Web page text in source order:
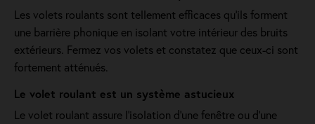
Les volets roulants sont tellement efficaces qu’ils forment
une barrière phonique en isolant votre intérieur des bruits
extérieurs. Fermez vos volets et constatez que ceux-ci sont
fortement atténués.
Le volet roulant est un système astucieux
Le volet roulant assure l'isolation d'une fenêtre ou d'une